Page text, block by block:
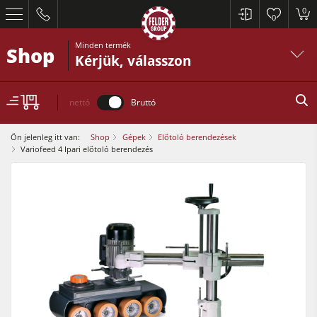
0
0
Csapozó marógép
Körfűrész marógép
Kombinált faipari gépek
Körfűrész és formatizáló körfűrész
Gyalugépek
Shop Minden termék
Kérjük, válasszon
nettó Bruttó
Ön jelenleg itt van: Shop Gépek
Előtoló berendezések
Variofeed 4 Ipari előtoló berendezés